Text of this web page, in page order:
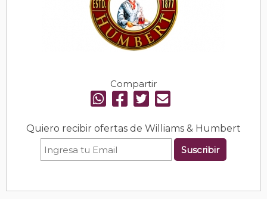
Compartir
Quiero recibir ofertas de Williams & Humbert
Suscribir